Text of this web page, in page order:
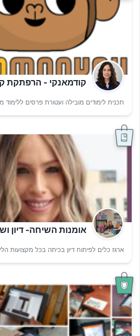
קודמאנקי - הרפתקת
תכנית לימודים מובילה ועטורת פרסים ללימוד
אומנות השיחה- דיון
ארגז כלים לפיתוח דיון בכיתה בכל מקצועות